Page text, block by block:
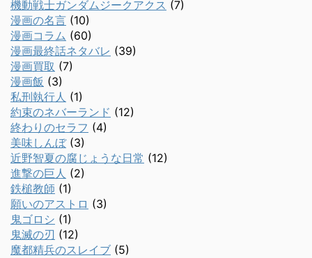
機動戦士ガンダムジークアクス (7)
漫画の名言 (10)
漫画コラム (60)
漫画最終話ネタバレ (39)
漫画買取 (7)
漫画飯 (3)
私刑執行人 (1)
約束のネバーランド (12)
終わりのセラフ (4)
美味しんぼ(3)
近野智夏の腐じょうな日常 (12)
進撃の巨人 (2)
鉄槌教師 (1)
願いのアストロ (3)
鬼ゴロシ (1)
鬼滅の刃 (12)
魔都精兵のスレイブ (5)